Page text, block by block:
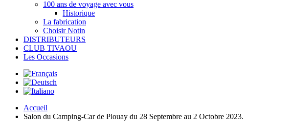
100 ans de voyage avec vous
Historique
La fabrication
Choisir Notin
DISTRIBUTEURS
CLUB TIVAOU
Les Occasions
Accueil
Salon du Camping-Car de Plouay du 28 Septembre au 2 Octobre 2023.